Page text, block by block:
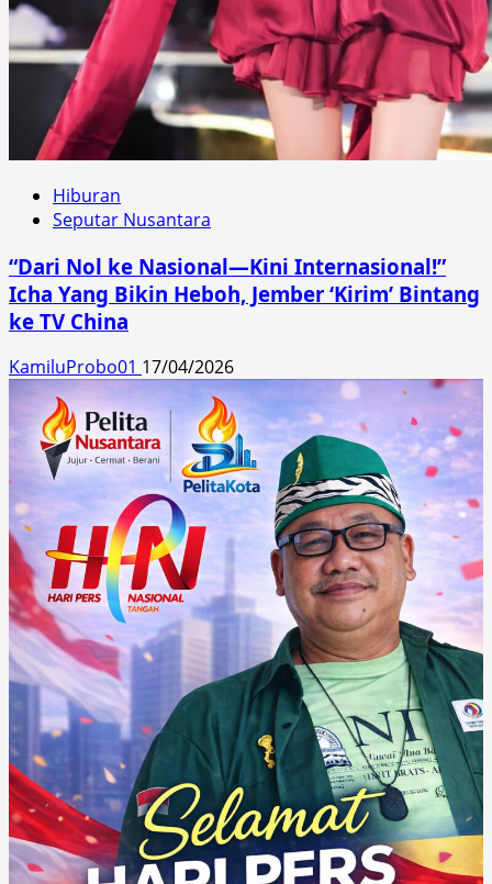
Hiburan
Seputar Nusantara
“Dari Nol ke Nasional—Kini Internasional!”
Icha Yang Bikin Heboh, Jember ‘Kirim’ Bintang
ke TV China
KamiluProbo01 17/04/2026